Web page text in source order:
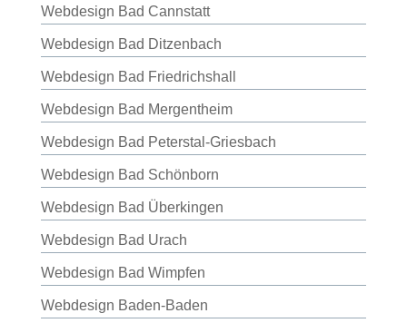
Webdesign Bad Cannstatt
Webdesign Bad Ditzenbach
Webdesign Bad Friedrichshall
Webdesign Bad Mergentheim
Webdesign Bad Peterstal-Griesbach
Webdesign Bad Schönborn
Webdesign Bad Überkingen
Webdesign Bad Urach
Webdesign Bad Wimpfen
Webdesign Baden-Baden